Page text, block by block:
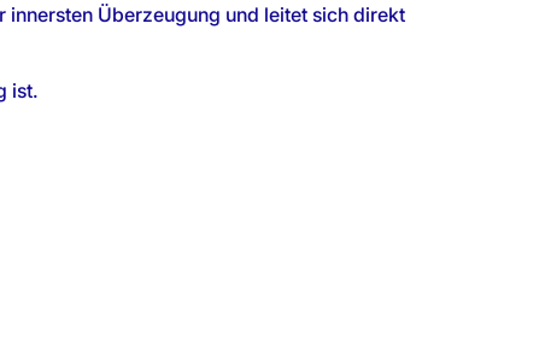
innersten Überzeugung und leitet sich direkt
ist.